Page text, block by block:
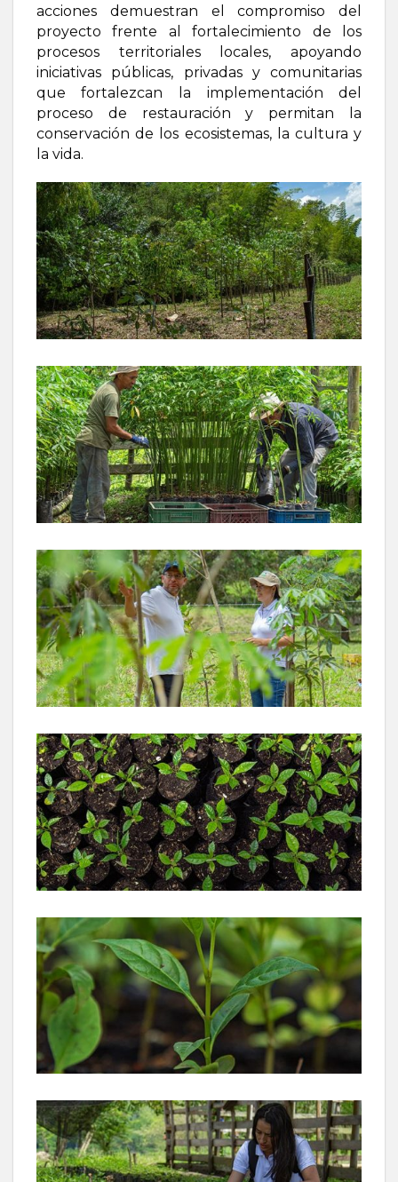
acciones demuestran el compromiso del
proyecto frente al fortalecimiento de los
procesos territoriales locales, apoyando
iniciativas públicas, privadas y comunitarias
que fortalezcan la implementación del
proceso de restauración y permitan la
conservación de los ecosistemas, la cultura y
la vida.